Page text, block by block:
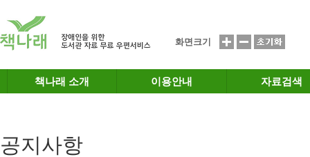
화면크기
책나래 소개 이용안내 자료검색
공지사항